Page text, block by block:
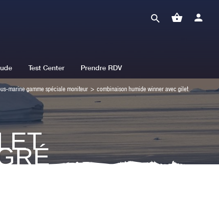
search shopping_basket person
Test Center Prendre RDV
marine gamme spéciale moniteur > combinaison humide winner avec gilet